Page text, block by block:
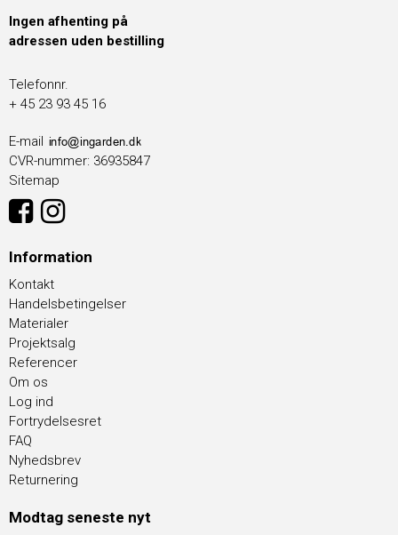
Ingen afhenting på
adressen uden bestilling
Telefonnr.
+ 45 23 93 45 16
E-mail
CVR-nummer: 36935847
Sitemap
Information
Kontakt
Handelsbetingelser
Materialer
Projektsalg
Referencer
Om os
Log ind
Fortrydelsesret
FAQ
Nyhedsbrev
Returnering
Modtag seneste nyt